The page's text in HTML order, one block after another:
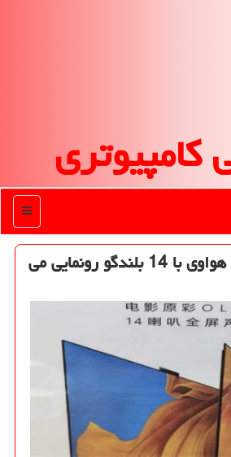
منو
تلویزیون هوشمند هواوی با 14 بلندگو رونمایی می